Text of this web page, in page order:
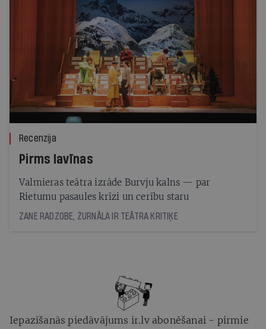
Recenzija
Pirms lavīnas
Valmieras teātra izrāde Burvju kalns — par
Rietumu pasaules krīzi un cerību staru
ZANE RADZOBE, ŽURNĀLA IR TEĀTRA KRITIĶE
Iepazīšanās piedāvājums ir.lv abonēšanai - pirmie